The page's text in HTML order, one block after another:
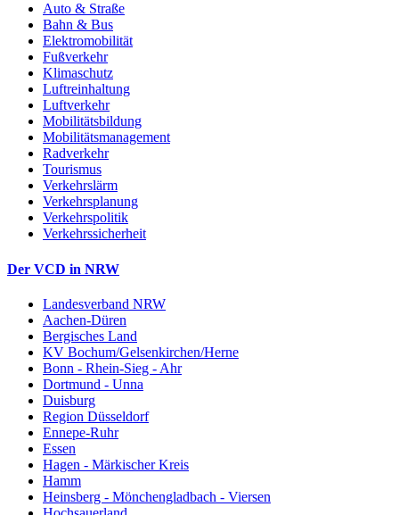
Auto & Straße
Bahn & Bus
Elektromobilität
Fußverkehr
Klimaschutz
Luftreinhaltung
Luftverkehr
Mobilitätsbildung
Mobilitätsmanagement
Radverkehr
Tourismus
Verkehrslärm
Verkehrsplanung
Verkehrspolitik
Verkehrssicherheit
Der VCD in NRW
Landesverband NRW
Aachen-Düren
Bergisches Land
KV Bochum/Gelsenkirchen/Herne
Bonn - Rhein-Sieg - Ahr
Dortmund - Unna
Duisburg
Region Düsseldorf
Ennepe-Ruhr
Essen
Hagen - Märkischer Kreis
Hamm
Heinsberg - Mönchengladbach - Viersen